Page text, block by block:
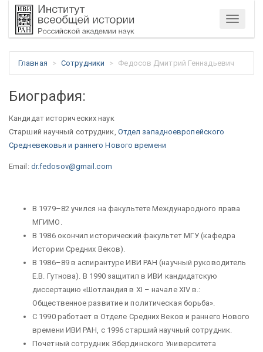
Меню
Главная Сотрудники Федосов Дмитрий Геннадьевич
Биография:
Кандидат исторических наук
Старший научный сотрудник, Отдел западноевропейского
Средневековья и раннего Нового времени
Email: dr.fedosov@gmail.com
В 1979–82 учился на факультете Международного права
МГИМО.
В 1986 окончил исторический факультет МГУ (кафедра
Истории Средних Веков).
В 1986–89 в аспирантуре ИВИ РАН (научный руководитель
Е.В. Гутнова). В 1990 защитил в ИВИ кандидатскую
диссертацию «Шотландия в XI – начале XIV в.:
Общественное развитие и политическая борьба».
С 1990 работает в Отделе Средних Веков и раннего Нового
времени ИВИ РАН, с 1996 старший научный сотрудник.
Почетный сотрудник Эбердинского Университета